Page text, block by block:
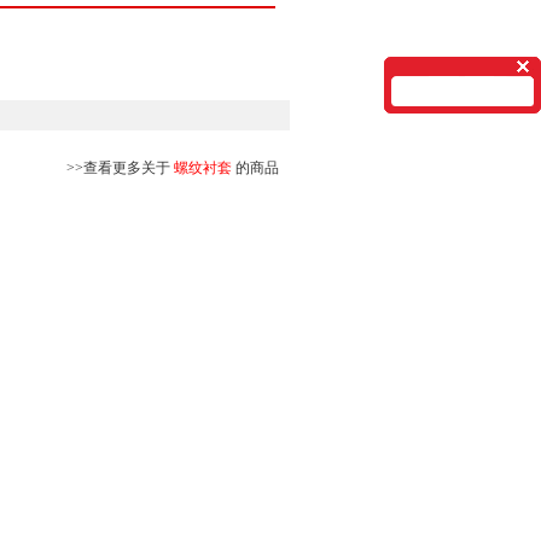
>>查看更多关于 螺纹衬套 的商品